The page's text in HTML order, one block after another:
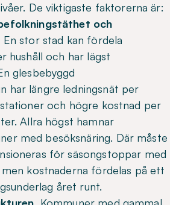
De viktigaste faktorerna är:
och
En stor stad kan fördela
hushåll och har lägst
glesbebyggd
har längre ledningsnät per
och högre kostnad per
Allra högst hamnar
med besöksnäring. Där måste
för säsongstoppar med
kostnaderna fördelas på ett
året runt.